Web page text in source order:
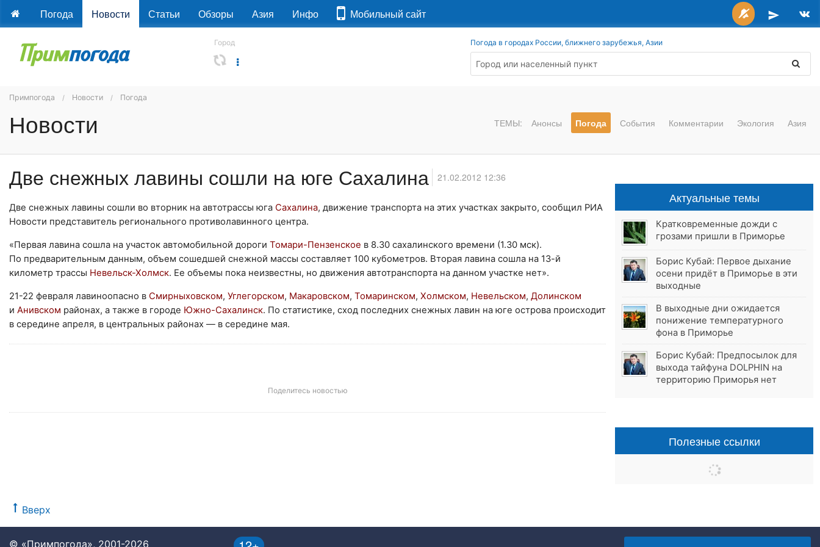
Погода Новости Статьи Обзоры Азия Инфо Мобильный сайт
Город Погода в городах России, ближнего зарубежья, Азии
Примпогода Новости Погода
Новости ТЕМЫ: Анонсы Погода События Комментарии Экология Азия
Две снежных лавины сошли на юге Сахалина 21.02.2012 12:36
Две снежных лавины сошли во вторник на автотрассы юга Сахалина, движение транспорта на этих участках закрыто, сообщил РИА
Новости представитель регионального противолавинного центра.
«Первая лавина сошла на участок автомобильной дороги Томари-Пензенское в 8.30 сахалинского времени (1.30 мск).
По предварительным данным, объем сошедшей снежной массы составляет 100 кубометров. Вторая лавина сошла на 13-й
километр трассы Невельск-Холмск. Ее объемы пока неизвестны, но движения автотранспорта на данном участке нет».
21-22 февраля лавиноопасно в Смирныховском, Углегорском, Макаровском, Томаринском, Холмском, Невельском, Долинском
и Анивском районах, а также в городе Южно-Сахалинск. По статистике, сход последних снежных лавин на юге острова происходит
в середине апреля, в центральных районах — в середине мая.
Поделитесь новостью
Вверх
Актуальные темы
Кратковременные дожди с
грозами пришли в Приморье
Борис Кубай: Первое дыхание
осени придёт в Приморье в эти
выходные
В выходные дни ожидается
понижение температурного
фона в Приморье
Борис Кубай: Предпосылок для
выхода тайфуна DOLPHIN на
территорию Приморья нет
Полезные ссылки
© «Примпогода», 2001-2026